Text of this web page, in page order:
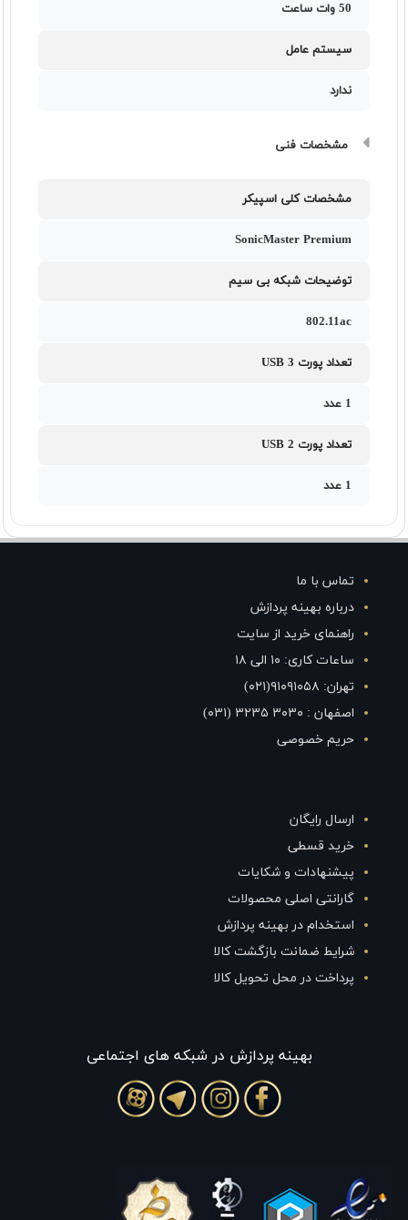
50 وات ساعت
سیستم عامل
ندارد
مشخصات فنی
مشخصات کلی اسپیکر
SonicMaster Premium
توضیحات شبکه بی سیم
802.11ac
تعداد پورت USB 3
1 عدد
تعداد پورت USB 2
1 عدد
تماس با ما
درباره بهینه پردازش
راهنمای خرید از سایت
ساعات کاری: ۱۰ الی ۱۸
تهران: ۹۱۰۹۱۰۵۸(۰۲۱)
اصفهان : ۳۰۳۰ ۳۲۳۵ (۰۳۱)
حریم خصوصی
ارسال رایگان
خرید قسطی
پیشنهادات و شکایات
گارانتی اصلی محصولات
استخدام در بهینه پردازش
شرایط ضمانت بازگشت کالا
پرداخت در محل تحویل کالا
بهينه پردازش در شبکه های اجتماعی